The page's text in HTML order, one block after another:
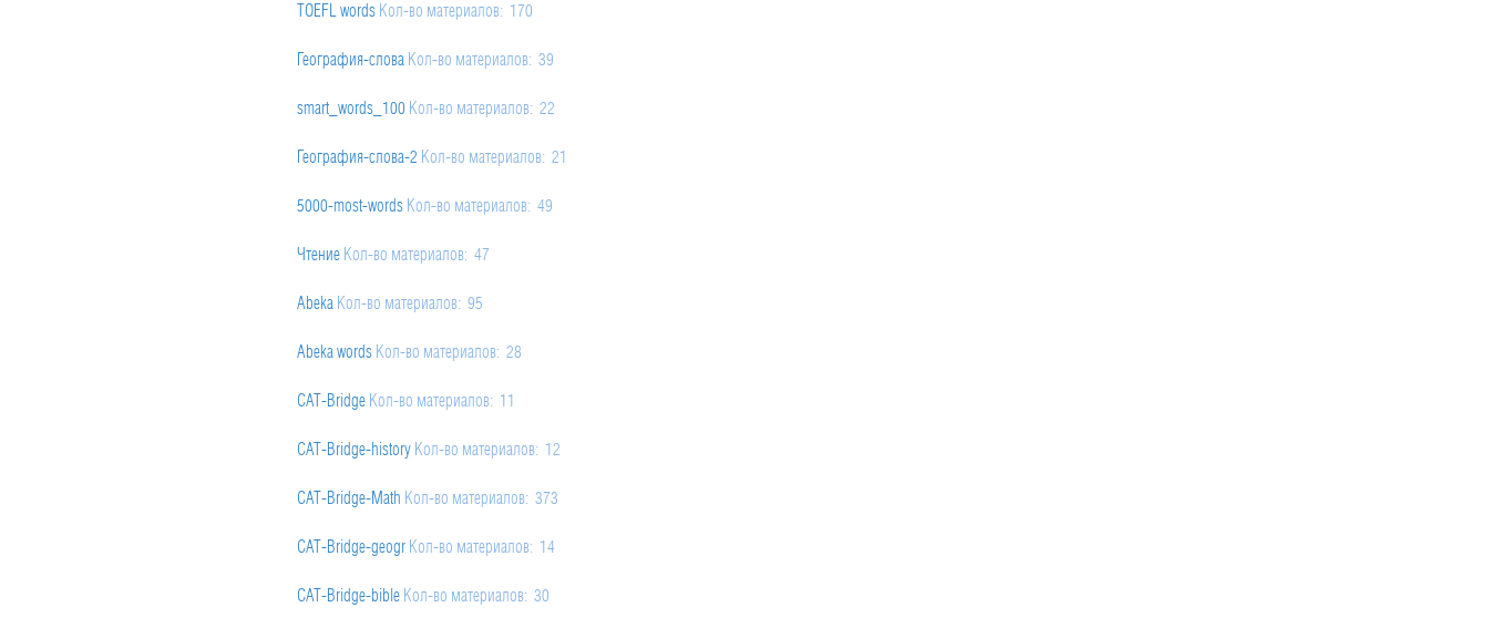
TOEFL words Кол-во материалов: 170
География-слова Кол-во материалов: 39
smart_words_100 Кол-во материалов: 22
География-слова-2 Кол-во материалов: 21
5000-most-words Кол-во материалов: 49
Чтение Кол-во материалов: 47
Abeka Кол-во материалов: 95
Abeka words Кол-во материалов: 28
CAT-Bridge Кол-во материалов: 11
CAT-Bridge-history Кол-во материалов: 12
CAT-Bridge-Math Кол-во материалов: 373
CAT-Bridge-geogr Кол-во материалов: 14
CAT-Bridge-bible Кол-во материалов: 30